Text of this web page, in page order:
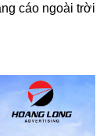
cáo ngoài trời